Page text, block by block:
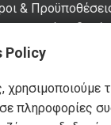
&
Policy
πληροφορίες